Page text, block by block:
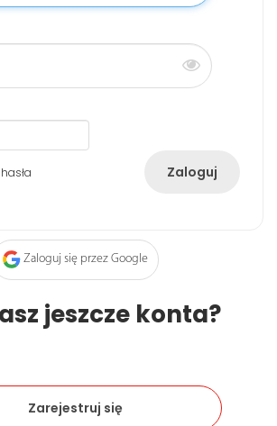
Zaloguj się przez Google
jeszcze konta?
Zarejestruj się